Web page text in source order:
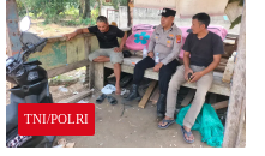
TNI/POLRI